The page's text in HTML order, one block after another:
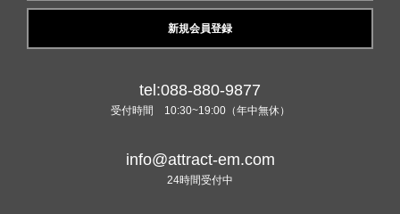
新規会員登録
tel:088-880-9877
受付時間 10:30~19:00（年中無休）
info@attract-em.com
24時間受付中